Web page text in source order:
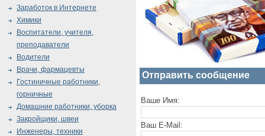
Отправить сообщение
Ваше Имя:
Ваш E-Mail:
Заработок в Интернете
Химики
Воспитатели, учителя,
преподаватели
Водители
Врачи, фармацевты
Гостиничные работники,
горничные
Домашние работники, уборка
Закройщики, швеи
Инженеры, техники